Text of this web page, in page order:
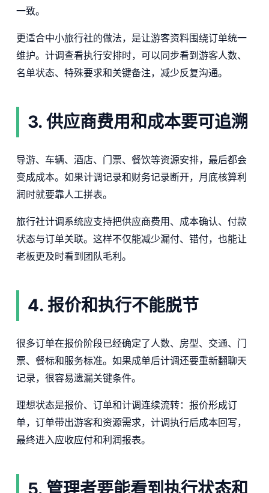
一致。
更适合中小旅行社的做法，是让游客资料围绕订单统一
维护。计调查看执行安排时，可以同步看到游客人数、
名单状态、特殊要求和关键备注，减少反复沟通。
3. 供应商费用和成本要可追溯
导游、车辆、酒店、门票、餐饮等资源安排，最后都会
变成成本。如果计调记录和财务记录断开，月底核算利
润时就要靠人工拼表。
旅行社计调系统应支持把供应商费用、成本确认、付款
状态与订单关联。这样不仅能减少漏付、错付，也能让
老板更及时看到团队毛利。
4. 报价和执行不能脱节
很多订单在报价阶段已经确定了人数、房型、交通、门
票、餐标和服务标准。如果成单后计调还要重新翻聊天
记录，很容易遗漏关键条件。
理想状态是报价、订单和计调连续流转：报价形成订
单，订单带出游客和资源需求，计调执行后成本回写，
最终进入应收应付和利润报表。